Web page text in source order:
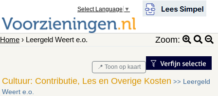
Select Language ▼
Home › Leergeld Weert e.o. Zoom:
📍 Toon op kaart
Cultuur: Contributie, Les en Overige Kosten >> Leergeld
Weert e.o.